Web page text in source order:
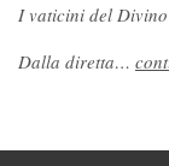
I vaticini del
Dalla diretta…